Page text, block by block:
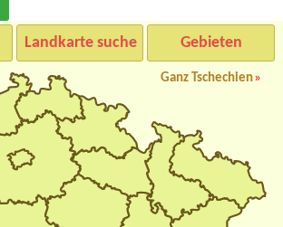
Landkarte suche Gebieten
Ganz Tschechien»